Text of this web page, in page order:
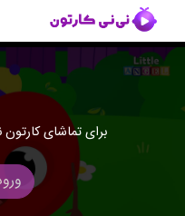
برای تماشای